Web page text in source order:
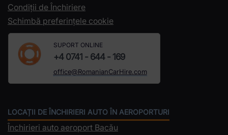
Condiții de Închiriere
Schimbă preferințele cookie
SUPORT ONLINE
+4 0741 - 644 - 169
office@RomanianCarHire.com
LOCAȚII DE ÎNCHIRIERI AUTO ÎN AEROPORTURI
Închirieri auto aeroport Bacău